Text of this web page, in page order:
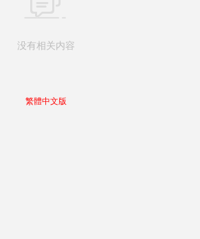
没有相关内容
繁體中文版